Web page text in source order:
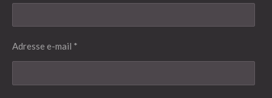
Adresse e-mail *